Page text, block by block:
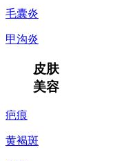
毛囊炎
甲沟炎
皮肤
美容
疤痕
黄褐斑